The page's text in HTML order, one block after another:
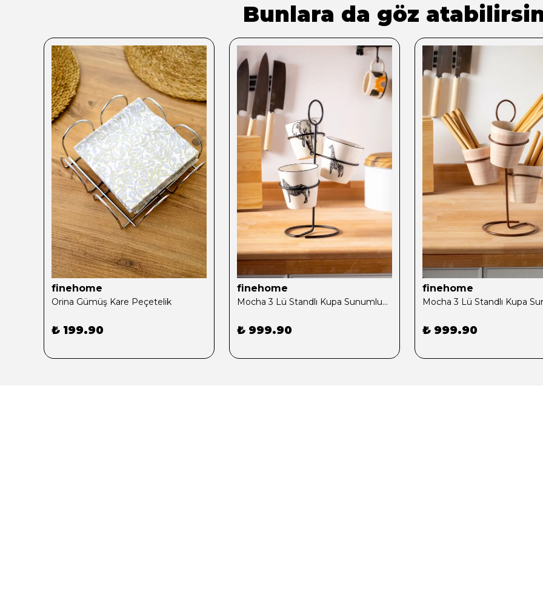
Bunlara da göz
finehome
Orina Gümüş Kare Peçetelik
₺ 199.90
finehome
Mocha 3 Lü Standlı Kupa Sunumluk Siyah
₺ 999.90
finehome
₺ 999.90